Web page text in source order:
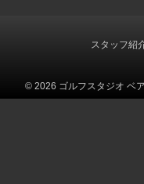
スタッフ紹
© 2026 ゴルフスタジオ ベ